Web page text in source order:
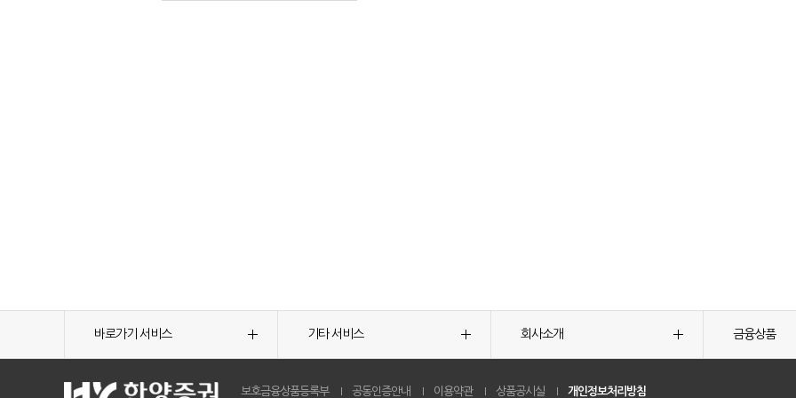
바로가기 서비스 기타 서비스 회사소개 금융상품
보호금융상품등록부 공동인증안내 이용약관 상품공시실 개인정보처리방침